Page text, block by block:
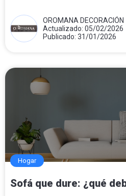
OROMANA DECORACIÓN
Actualizado: 05/02/2026
Publicado: 31/01/2026
Hogar
Sofá que dure: ¿qué